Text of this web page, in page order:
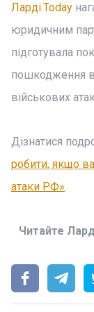
Ларді.Today
юридичним
підготувала
пошкодження
військових
Дізнатися
робити, якщо
атаки РФ».
Читайте